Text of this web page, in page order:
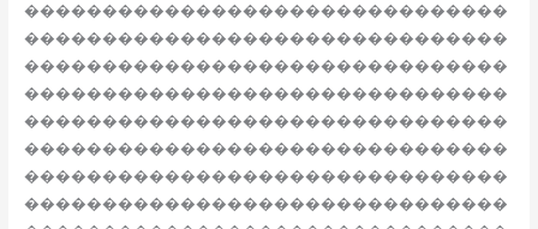
�������������������������������
�������������������������������
�������������������������������
�������������������������������
�������������������������������
�������������������������������
�������������������������������
�������������������������������